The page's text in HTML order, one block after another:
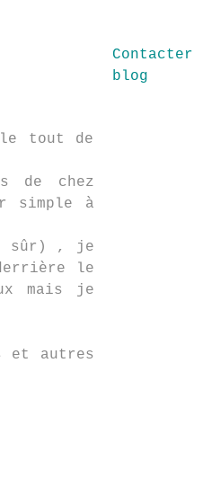
tout de
de chez
simple à
sûr) , je
le
mais je
et autres
blog